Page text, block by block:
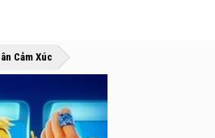
»»
Cảm Xúc